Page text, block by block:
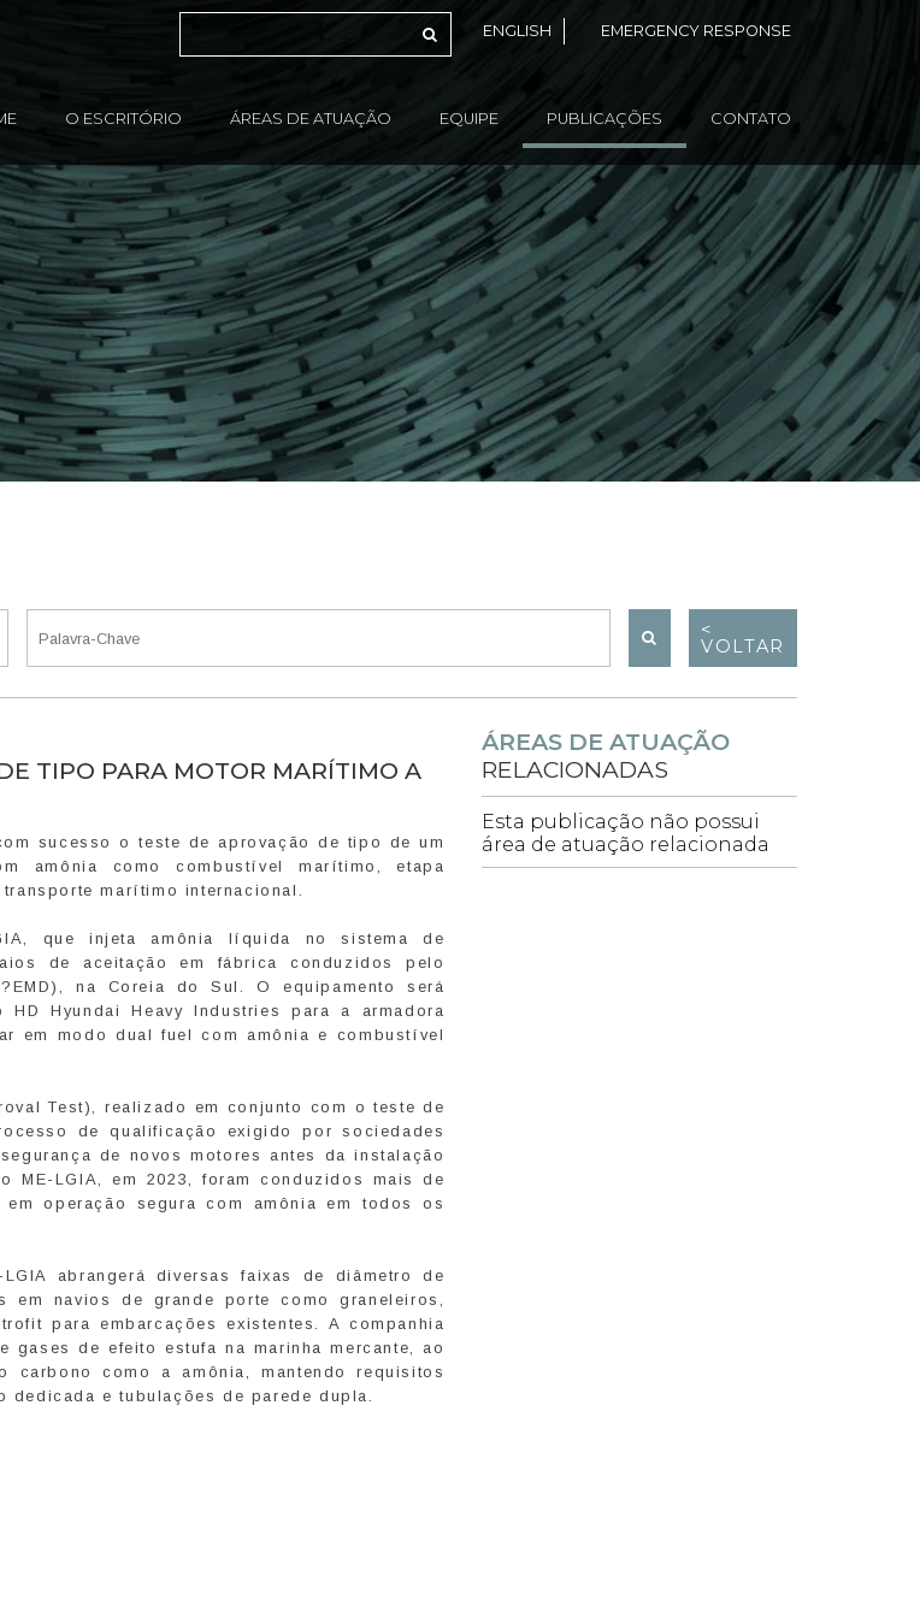
ENGLISH EMERGENCY RESPONSE
O ESCRITÓRIO ÁREAS DE ATUAÇÃO EQUIPE PUBLICAÇÕES CONTATO
<
VOLTAR
TIPO PARA MOTOR MARÍTIMO A
sucesso o teste de aprovação de tipo de um
amônia como combustível marítimo, etapa
marítimo internacional.
que injeta amônia líquida no sistema de
de aceitação em fábrica conduzidos pelo
na Coreia do Sul. O equipamento será
Hyundai Heavy Industries para a armadora
em modo dual fuel com amônia e combustível
Test), realizado em conjunto com o teste de
de qualificação exigido por sociedades
de novos motores antes da instalação
ME-LGIA, em 2023, foram conduzidos mais de
operação segura com amônia em todos os
abrangerá diversas faixas de diâmetro de
em navios de grande porte como graneleiros,
para embarcações existentes. A companhia
de efeito estufa na marinha mercante, ao
como a amônia, mantendo requisitos
dedicada e tubulações de parede dupla.
ÁREAS DE ATUAÇÃO
RELACIONADAS
Esta publicação não possui
área de atuação relacionada